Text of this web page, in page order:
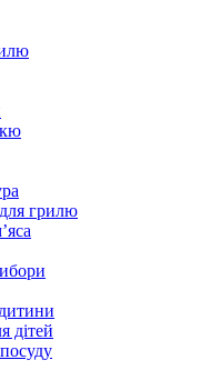
грилю
дітей